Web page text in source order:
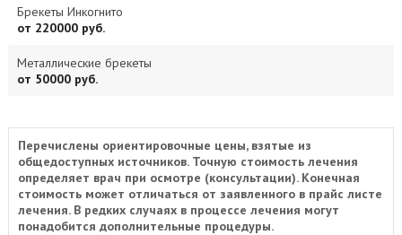
Брекеты Инкогнито
от 220000 руб.
Металлические брекеты
от 50000 руб.
Перечислены ориентировочные цены, взятые из
общедоступных источников. Точную стоимость лечения
определяет врач при осмотре (консультации). Конечная
стоимость может отличаться от заявленного в прайс листе
лечения. В редких случаях в процессе лечения могут
понадобится дополнительные процедуры.